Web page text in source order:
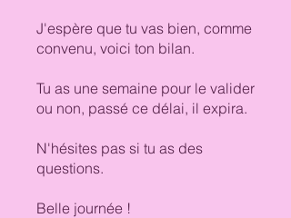
J'espère que tu vas bien, comme
convenu, voici ton bilan.
Tu as une semaine pour le valider
ou non, passé ce délai, il expira.
N'hésites pas si tu as des
questions.
Belle journée !